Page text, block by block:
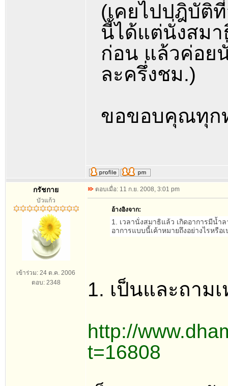
(เคยไปปฎิบัติ
นี้ได้แต่นั่งสม
ก่อน แล้วค่อย
ละครึ่งชม.)
ขอขอบคุณทุก
กรัชกาย
บัวแก้ว
เข้าร่วม: 24 ต.ค. 2006
ตอบ: 2348
ตอบเมื่อ: 11 ก.ย. 2008, 3:01 pm
อ้างอิงจาก:
1. เวลานั่งสมาธิแล้ว เกิดอาการมีน้ำ
อาการแบบนี้เค้าหมายถึงอย่างไรหรือเ
1. เป็นและถาม
http://
t=16808